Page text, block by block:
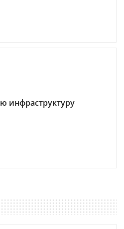
инфраструктуру